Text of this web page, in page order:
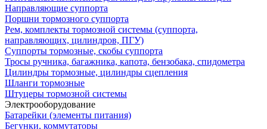
Направляющие суппорта
Поршни тормозного суппорта
Рем, комплекты тормозной системы (суппорта,
направляющих, цилиндров, ПГУ)
Суппорты тормозные, скобы суппорта
Тросы ручника, багажника, капота, бензобака, спидометра
Цилиндры тормозные, цилиндры сцепления
Шланги тормозные
Штуцеры тормозной системы
Электрооборудование
Батарейки (элементы питания)
Бегунки, коммутаторы